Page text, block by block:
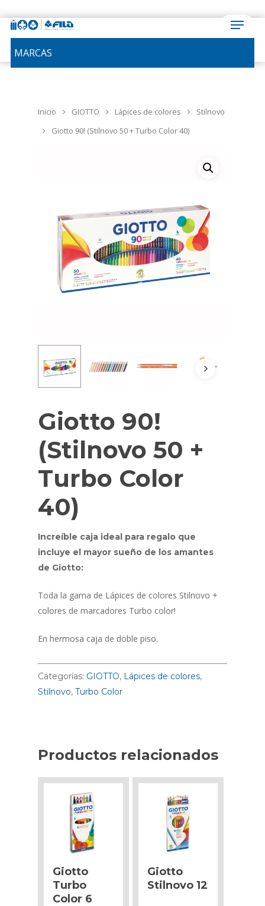
MARCAS
Inicio GIOTTO Lápices de colores
Stilnovo
Giotto 90! (Stilnovo 50 + Turbo Color 40)
Giotto 90!
(Stilnovo 50 +
Turbo Color
40)
Increíble caja ideal para regalo que
incluye el mayor sueño de los amantes
de Giotto:
Toda la gama de Lápices de colores Stilnovo +
colores de marcadores Turbo color!
En hermosa caja de doble piso.
Categorías: GIOTTO, Lápices de colores,
Stilnovo, Turbo Color
Productos relacionados
Giotto
Turbo
Color 6
Giotto
Stilnovo 12